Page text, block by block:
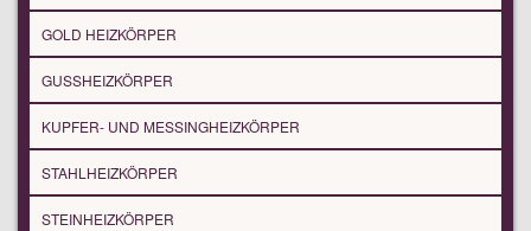
GOLD HEIZKÖRPER
GUSSHEIZKÖRPER
KUPFER- UND MESSINGHEIZKÖRPER
STAHLHEIZKÖRPER
STEINHEIZKÖRPER